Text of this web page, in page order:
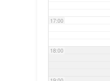
17:00
18:00